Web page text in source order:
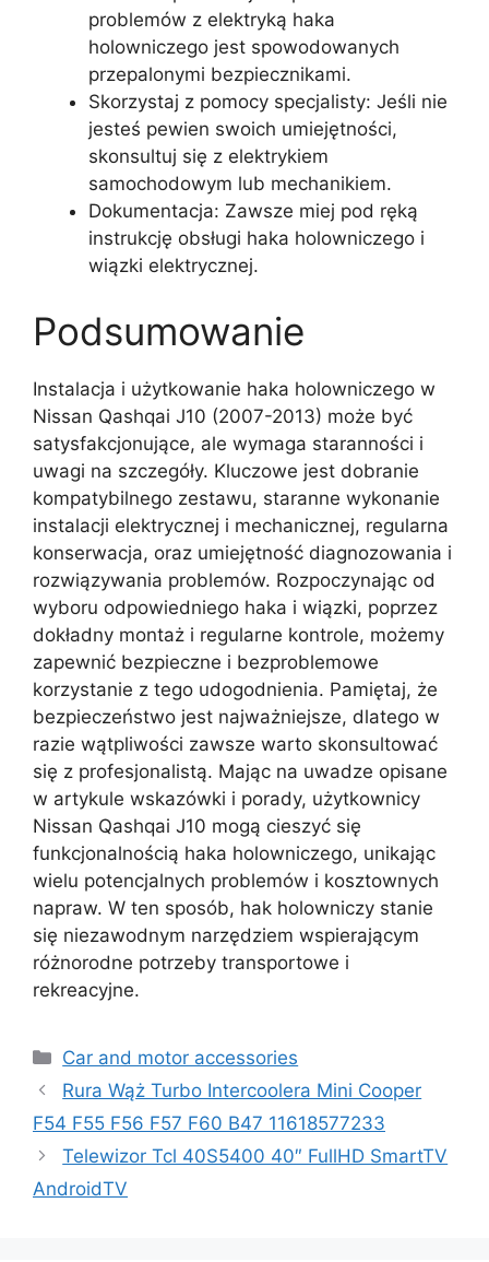
problemów z elektryką haka
holowniczego jest spowodowanych
przepalonymi bezpiecznikami.
Skorzystaj z pomocy specjalisty: Jeśli nie
jesteś pewien swoich umiejętności,
skonsultuj się z elektrykiem
samochodowym lub mechanikiem.
Dokumentacja: Zawsze miej pod ręką
instrukcję obsługi haka holowniczego i
wiązki elektrycznej.
Podsumowanie
Instalacja i użytkowanie haka holowniczego w
Nissan Qashqai J10 (2007-2013) może być
satysfakcjonujące, ale wymaga staranności i
uwagi na szczegóły. Kluczowe jest dobranie
kompatybilnego zestawu, staranne wykonanie
instalacji elektrycznej i mechanicznej, regularna
konserwacja, oraz umiejętność diagnozowania i
rozwiązywania problemów. Rozpoczynając od
wyboru odpowiedniego haka i wiązki, poprzez
dokładny montaż i regularne kontrole, możemy
zapewnić bezpieczne i bezproblemowe
korzystanie z tego udogodnienia. Pamiętaj, że
bezpieczeństwo jest najważniejsze, dlatego w
razie wątpliwości zawsze warto skonsultować
się z profesjonalistą. Mając na uwadze opisane
w artykule wskazówki i porady, użytkownicy
Nissan Qashqai J10 mogą cieszyć się
funkcjonalnością haka holowniczego, unikając
wielu potencjalnych problemów i kosztownych
napraw. W ten sposób, hak holowniczy stanie
się niezawodnym narzędziem wspierającym
różnorodne potrzeby transportowe i
rekreacyjne.
Kategorie
Car and motor accessories
Rura Wąż Turbo Intercoolera Mini Cooper
F54 F55 F56 F57 F60 B47 11618577233
Telewizor Tcl 40S5400 40″ FullHD SmartTV
AndroidTV